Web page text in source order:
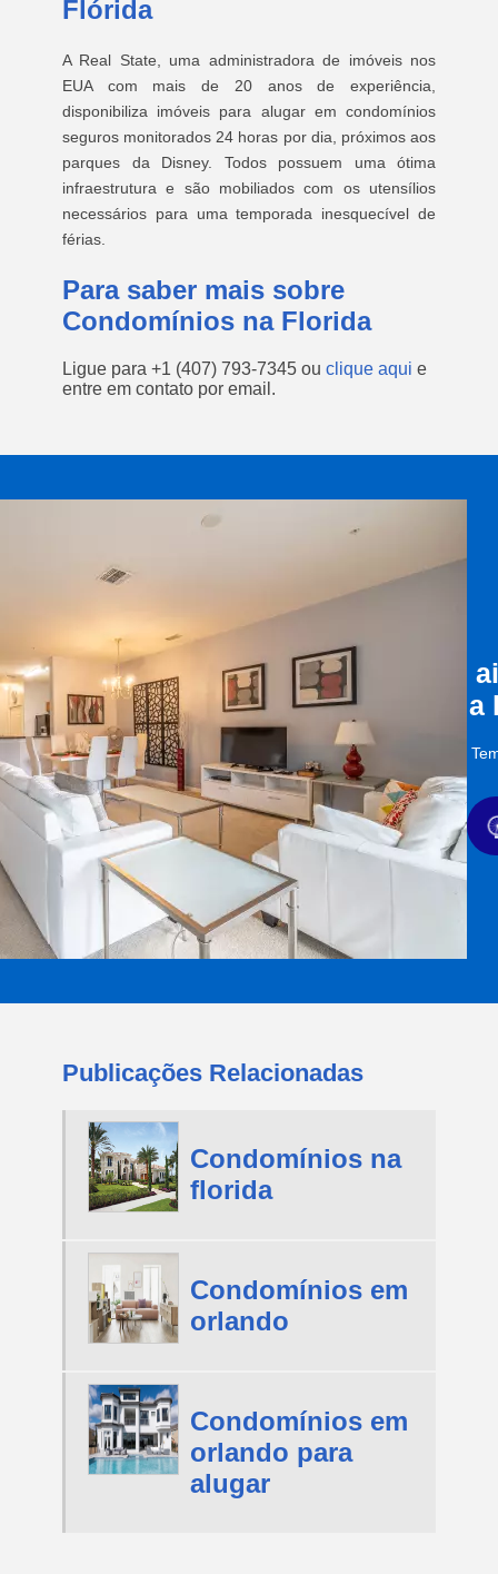
Flórida
A Real State, uma administradora de imóveis nos
EUA com mais de 20 anos de experiência,
disponibiliza imóveis para alugar em condomínios
seguros monitorados 24 horas por dia, próximos aos
parques da Disney. Todos possuem uma ótima
infraestrutura e são mobiliados com os utensílios
necessários para uma temporada inesquecível de
férias.
Para saber mais sobre
Condomínios na Florida
Ligue para +1 (407) 793-7345 ou clique aqui e
entre em contato por email.
a
Publicações Relacionadas
Condomínios na
florida
Condomínios em
orlando
Condomínios em
orlando para
alugar